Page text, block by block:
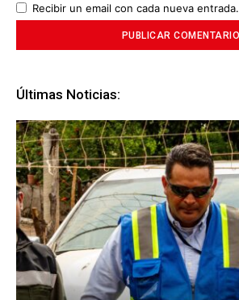
Recibir un email con cada nueva entrada.
Últimas Noticias: